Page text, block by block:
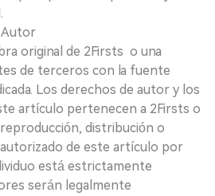
Autor
original de 2Firsts o una
de terceros con la fuente
Los derechos de autor y los
artículo pertenecen a 2Firsts o
distribución o
de este artículo por
está estrictamente
serán legalmente